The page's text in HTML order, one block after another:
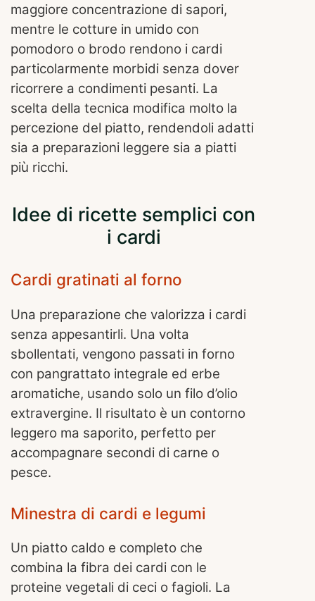
maggiore concentrazione di sapori,
mentre le cotture in umido con
pomodoro o brodo rendono i cardi
particolarmente morbidi senza dover
ricorrere a condimenti pesanti. La
scelta della tecnica modifica molto la
percezione del piatto, rendendoli adatti
sia a preparazioni leggere sia a piatti
più ricchi.
Idee di ricette semplici con
i cardi
Cardi gratinati al forno
Una preparazione che valorizza i cardi
senza appesantirli. Una volta
sbollentati, vengono passati in forno
con pangrattato integrale ed erbe
aromatiche, usando solo un filo d’olio
extravergine. Il risultato è un contorno
leggero ma saporito, perfetto per
accompagnare secondi di carne o
pesce.
Minestra di cardi e legumi
Un piatto caldo e completo che
combina la fibra dei cardi con le
proteine vegetali di ceci o fagioli. La